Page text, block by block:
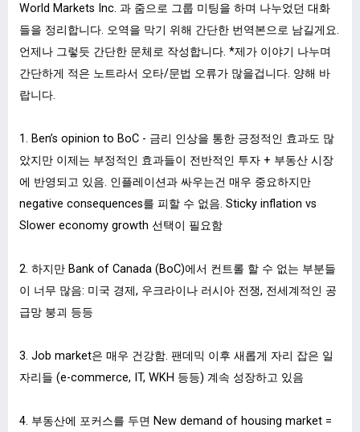
World Markets Inc. 과 줌으로 그룹 미팅을 하며 나누었던 대화
들을 정리합니다. 오역을 막기 위해 간단한 번역본으로 남길게요.
언제나 그렇듯 간단한 문체로 작성합니다. *제가 이야기 나누며
간단하게 적은 노트라서 오타/문법 오류가 많을겁니다. 양해 바
랍니다.
1. Ben’s opinion to BoC - 금리 인상을 통한 긍정적인 효과도 많
았지만 이제는 부정적인 효과들이 전반적인 투자 + 부동산 시장
에 반영되고 있음. 인플레이션과 싸우는건 매우 중요하지만
negative consequences를 피할 수 없음. Sticky inflation vs
Slower economy growth 선택이 필요함
2. 하지만 Bank of Canada (BoC)에서 컨트롤 할 수 없는 부분들
이 너무 많음: 미국 경제, 우크라이나 러시아 전쟁, 전세계적인 공
급망 붕괴 등등
3. Job market은 매우 건강함. 팬데믹 이후 새롭게 자리 잡은 일
자리들 (e-commerce, IT, WKH 등등) 계속 성장하고 있음
4. 부동산에 포커스를 두면 New demand of housing market =